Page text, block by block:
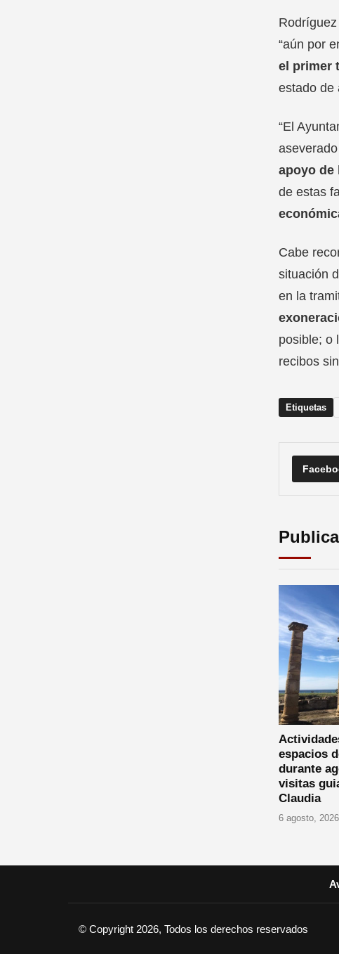
“aún por
el primer
estado de
“El
apoyo de
de estas
Cabe
situación
en la
posible; o
recibos
Etiquetas
espacios
durante
visitas
Claudia
6 agosto, 2026
© Copyright 2026, Todos los derechos reservados